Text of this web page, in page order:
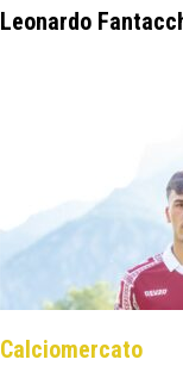
Leonardo
Calciomercato